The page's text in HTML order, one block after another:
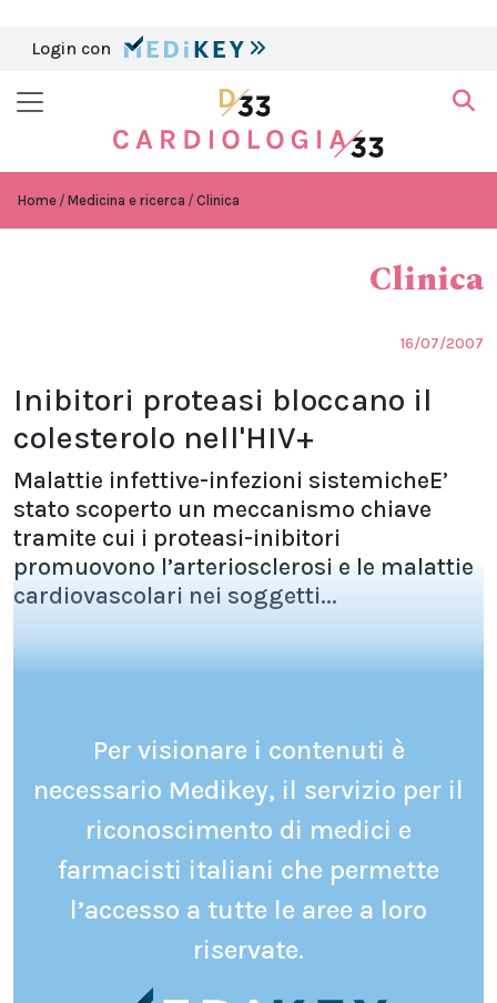
Login con
Home Medicina e ricerca Clinica
Clinica
16/07/2007
Inibitori proteasi bloccano il
colesterolo nell'HIV+
Malattie infettive-infezioni sistemicheE’
stato scoperto un meccanismo chiave
tramite cui i proteasi-inibitori
promuovono l’arteriosclerosi e le malattie
cardiovascolari nei soggetti...
Per visionare i contenuti è
necessario Medikey, il servizio per il
riconoscimento di medici e
farmacisti italiani che permette
l’accesso a tutte le aree a loro
riservate.